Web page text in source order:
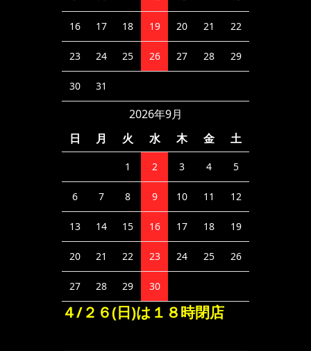
16 17 18 19 20 21 22
23 24 25 26 27 28 29
30 31
2026年9月
日
月 火 水 木 金 土
1 2 3 4 5
6 7 8 9 10 11 12
13 14 15 16 17 18 19
20 21 22 23 24 25 26
27 28 29 30
４/２６(日)は１８時閉店